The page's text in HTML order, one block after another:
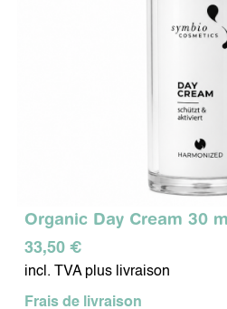
Organic Day Cream 30
33,50 €
incl. TVA plus livraison
Frais de livraison